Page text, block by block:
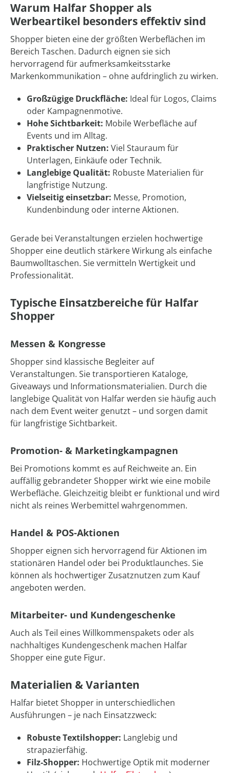
Warum Halfar Shopper als
Werbeartikel besonders effektiv sind
Shopper bieten eine der größten Werbeflächen im
Bereich Taschen. Dadurch eignen sie sich
hervorragend für aufmerksamkeitsstarke
Markenkommunikation – ohne aufdringlich zu wirken.
Großzügige Druckfläche: Ideal für Logos, Claims
oder Kampagnenmotive.
Hohe Sichtbarkeit: Mobile Werbefläche auf
Events und im Alltag.
Praktischer Nutzen: Viel Stauraum für
Unterlagen, Einkäufe oder Technik.
Langlebige Qualität: Robuste Materialien für
langfristige Nutzung.
Vielseitig einsetzbar: Messe, Promotion,
Kundenbindung oder interne Aktionen.
Gerade bei Veranstaltungen erzielen hochwertige
Shopper eine deutlich stärkere Wirkung als einfache
Baumwolltaschen. Sie vermitteln Wertigkeit und
Professionalität.
Typische Einsatzbereiche für Halfar
Shopper
Messen & Kongresse
Shopper sind klassische Begleiter auf
Veranstaltungen. Sie transportieren Kataloge,
Giveaways und Informationsmaterialien. Durch die
langlebige Qualität von Halfar werden sie häufig auch
nach dem Event weiter genutzt – und sorgen damit
für langfristige Sichtbarkeit.
Promotion- & Marketingkampagnen
Bei Promotions kommt es auf Reichweite an. Ein
auffällig gebrandeter Shopper wirkt wie eine mobile
Werbefläche. Gleichzeitig bleibt er funktional und wird
nicht als reines Werbemittel wahrgenommen.
Handel & POS-Aktionen
Shopper eignen sich hervorragend für Aktionen im
stationären Handel oder bei Produktlaunches. Sie
können als hochwertiger Zusatznutzen zum Kauf
angeboten werden.
Mitarbeiter- und Kundengeschenke
Auch als Teil eines Willkommenspakets oder als
nachhaltiges Kundengeschenk machen Halfar
Shopper eine gute Figur.
Materialien & Varianten
Halfar bietet Shopper in unterschiedlichen
Ausführungen – je nach Einsatzzweck:
Robuste Textilshopper: Langlebig und
strapazierfähig.
Filz-Shopper: Hochwertige Optik mit moderner